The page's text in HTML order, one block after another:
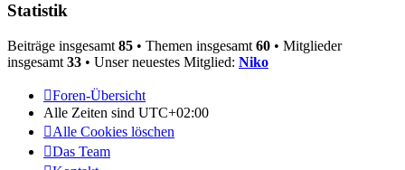
Statistik
Beiträge insgesamt 85 • Themen insgesamt 60 • Mitglieder
insgesamt 33 • Unser neuestes Mitglied: Niko
Foren-Übersicht
Alle Zeiten sind UTC+02:00
Alle Cookies löschen
Das Team